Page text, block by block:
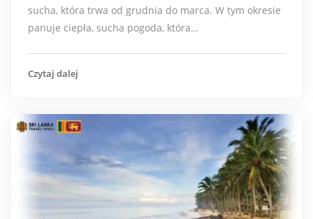
sucha, która trwa od grudnia do marca. W tym okresie
panuje ciepła, sucha pogoda, która…
Czytaj dalej